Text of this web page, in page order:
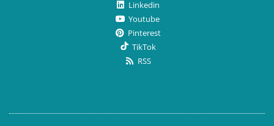
Linkedin
Youtube
Pinterest
TikTok
RSS